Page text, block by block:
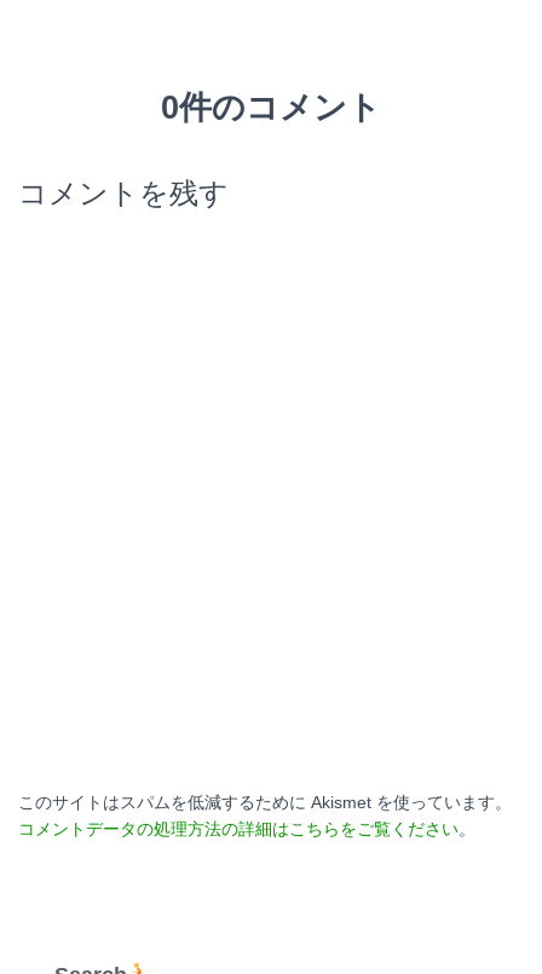
0件のコメント
コメントを残す
このサイトはスパムを低減するために Akismet を使っています。
コメントデータの処理方法の詳細はこちらをご覧ください。